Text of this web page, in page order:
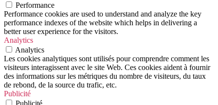
Performance
Performance cookies are used to understand and analyze the key
performance indexes of the website which helps in delivering a
better user experience for the visitors.
Analytics
Analytics
Les cookies analytiques sont utilisés pour comprendre comment les
visiteurs interagissent avec le site Web. Ces cookies aident à fournir
des informations sur les métriques du nombre de visiteurs, du taux
de rebond, de la source du trafic, etc.
Publicité
Publicité